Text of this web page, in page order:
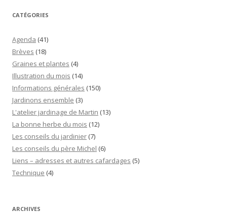
CATÉGORIES
Agenda (41)
Brèves (18)
Graines et plantes (4)
Illustration du mois (14)
Informations générales (150)
Jardinons ensemble (3)
L'atelier jardinage de Martin (13)
La bonne herbe du mois (12)
Les conseils du jardinier (7)
Les conseils du père Michel (6)
Liens – adresses et autres cafardages (5)
Technique (4)
ARCHIVES